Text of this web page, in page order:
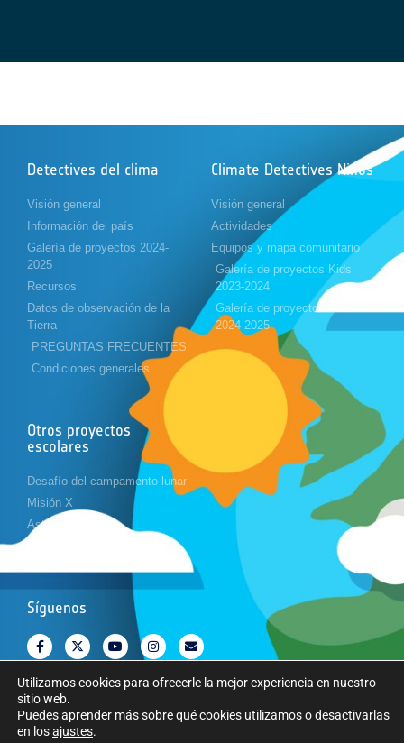
Detectives del clima
Visión general
Información del país
Galería de proyectos 2024-
2025
Recursos
Datos de observación de la
Tierra
PREGUNTAS FRECUENTES
Condiciones generales
Climate Detectives Niños
Visión general
Actividades
Equipos y mapa comunitario
Galería de proyectos Kids
2023-2024
Galería de proyectos Kids
2024-2025
Otros proyectos
escolares
Desafío del campamento lunar
Misión X
Astropi
Síguenos
Copyright © Agencia Espacial Europea. Todos los derechos reservados.
Utilizamos cookies para ofrecerle la mejor experiencia en nuestro
sitio web.
Puedes aprender más sobre qué cookies utilizamos o desactivarlas
en losajustes.